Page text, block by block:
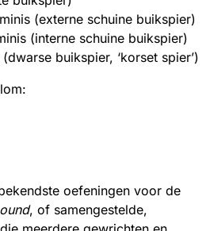
(externe schuine buikspier)
(interne schuine buikspier)
buikspier, ‘korset spier’)
oefeningen voor de
, of samengestelde,